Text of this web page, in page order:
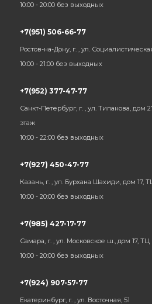
10:00 - 20:00 без выходных
+7(951) 506-66-77
Ростов-на-Дону, г. , ул.
10:00 - 21:00 без выходных
+7(952) 377-47-77
Санкт-Петербург, г. , ул. Типанова, дом
этаж
10:00 - 22:00 без выходных
+7(927) 450-47-77
Казань, г. , ул. Бурхана Шахиди, дом 17,
10:00 - 20:00 без выходных
+7(985) 427-17-77
Самара, г. , ул. Московское ш., дом 17,
10:00 - 20:00 без выходных
+7(924) 907-57-77
Екатеринбург, г. , ул. Восточная, 51